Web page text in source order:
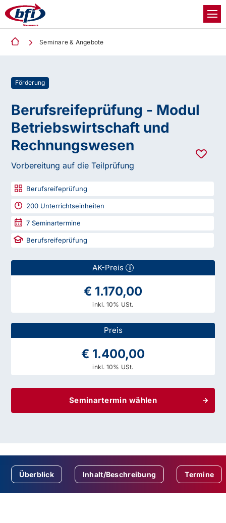
Seminare & Angebote
Förderung
Berufsreifeprüfung - Modul
Betriebswirtschaft und
Rechnungswesen
Vorbereitung auf die Teilprüfung
Berufsreifeprüfung
200 Unterrichtseinheiten
7 Seminartermine
Berufsreifeprüfung
AK-Preis i
€ 1.170,00
inkl. 10% USt.
Preis
€ 1.400,00
inkl. 10% USt.
Seminartermin wählen
Überblick Inhalt/Beschreibung Termine